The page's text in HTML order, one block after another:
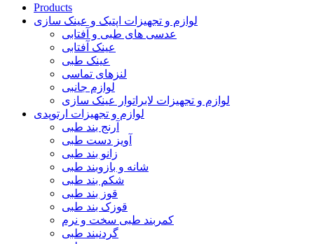
Products
لوازم و تجهیزات اپتیک و عینک سازی
عدسی های طبی و آفتابی
عینک آفتابی
عینک طبی
لنزهای تماسی
لوازم جانبی
لوازم و تجهیزات لابراتوار عینک سازی
لوازم و تجهیزات ارتوپدی
آرنج بند طبی
آویز دست طبی
زانو بند طبی
شانه و بازوبند طبی
شکم بند طبی
قوز بند طبی
قوزک بند طبی
کمربند طبی سخت و نرم
گردنبند طبی